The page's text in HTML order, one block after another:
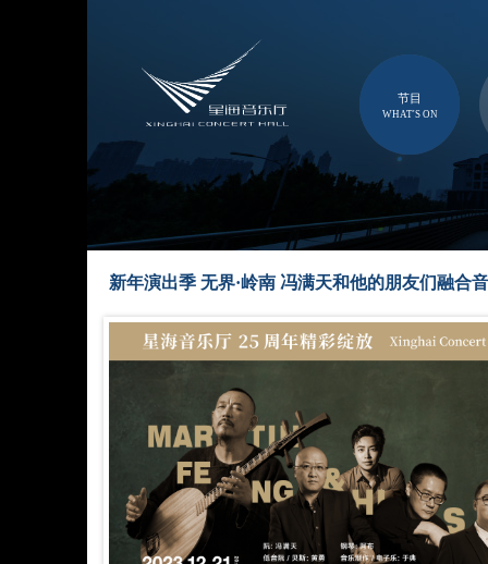
节目
WHAT'S ON
新年演出季 无界·岭南 冯满天和他的朋友们融合